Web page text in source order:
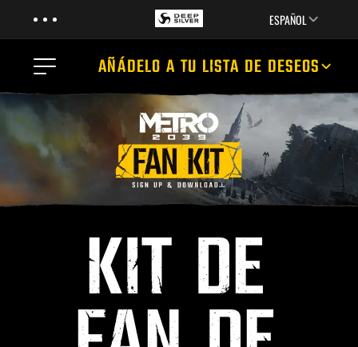
ESPAÑOL
NOTICIAS
TRÁILER
LA HISTORIA
MULTIMEDIA
AÑÁDELO A TU LISTA DE DESEOS
KIT DE